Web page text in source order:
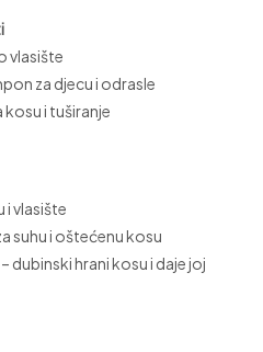
vlasište
za djecu i odrasle
kosu i tuširanje
i vlasište
suhu i oštećenu kosu
– dubinski hrani kosu i daje joj